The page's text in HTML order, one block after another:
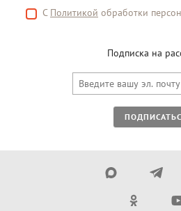
С Политикой обработки
Подписка на